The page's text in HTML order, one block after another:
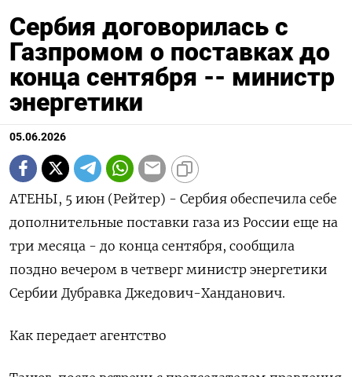
Сербия договорилась с
Газпромом о поставках до
конца сентября -- министр
энергетики
05.06.2026
АТЕНЫ, 5 июн (Рейтер) - Сербия обеспечила себе
дополнительные поставки ‌газа из России еще на ​
три ​месяца - до конца ​сентября, сообщила
⁠поздно ‌вечером в ‌четверг министр энергетики
Сербии Дубравка ​Джедович-Ханданович.
Как передает ‌агентство